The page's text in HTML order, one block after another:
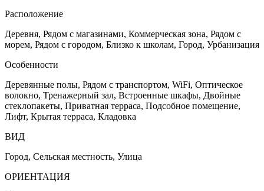
Расположение
Деревня, Рядом с магазинами, Коммерческая зона, Рядом с
морем, Рядом с городом, Близко к школам, Город, Урбанизация
Особенности
Деревянные полы, Рядом с транспортом, WiFi, Оптическое
волокно, Тренажерный зал, Встроенные шкафы, Двойные
стеклопакеты, Приватная терраса, Подсобное помещение,
Лифт, Крытая терраса, Кладовка
ВИД
Город, Сельская местность, Улица
ОРИЕНТАЦИЯ